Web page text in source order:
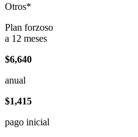
Otros*
Plan forzoso
a 12 meses
$6,640
anual
$1,415
pago inicial